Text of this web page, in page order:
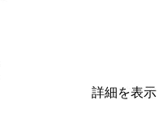
詳細を表示